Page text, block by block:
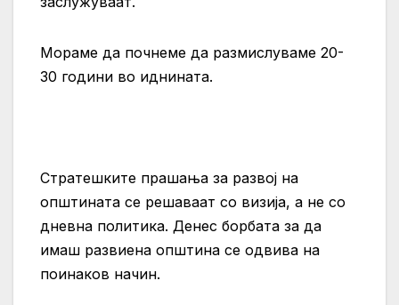
Мораме да почнеме да размислуваме 20-
30 години во иднината.
Стратешките прашања за развој на
општината се решаваат со визија, а не со
дневна политика. Денес борбата за да
имаш развиена општина се одвива на
поинаков начин.